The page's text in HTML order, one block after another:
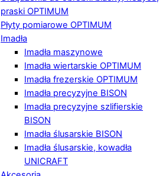
praski OPTIMUM
Płyty pomiarowe OPTIMUM
Imadła
Imadła maszynowe
Imadła wiertarskie OPTIMUM
Imadła frezerskie OPTIMUM
Imadła precyzyjne BISON
Imadła precyzyjne szlifierskie
BISON
Imadła ślusarskie BISON
Imadła ślusarskie, kowadła
UNICRAFT